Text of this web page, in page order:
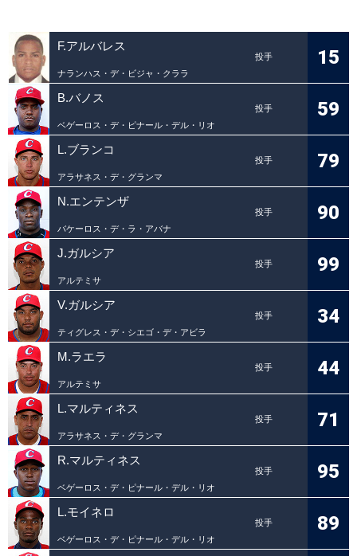
F.アルバレス
投手
ナランハス・デ・ビジャ・クララ
15
B.バノス
投手
ベゲーロス・デ・ピナール・デル・リオ
59
L.ブランコ
投手
アラサネス・デ・グランマ
79
N.エンテンザ
投手
バケーロス・デ・ラ・アバナ
90
J.ガルシア
投手
アルテミサ
99
V.ガルシア
投手
ティグレス・デ・シエゴ・デ・アビラ
34
M.ラエラ
投手
アルテミサ
44
L.マルティネス
投手
アラサネス・デ・グランマ
71
R.マルティネス
投手
ベゲーロス・デ・ピナール・デル・リオ
95
L.モイネロ
投手
ベゲーロス・デ・ピナール・デル・リオ
89